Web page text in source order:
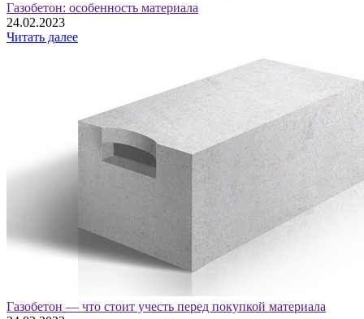
Газобетон: особенность материала
24.02.2023
Читать далее
Газобетон — что стоит учесть перед покупкой материала